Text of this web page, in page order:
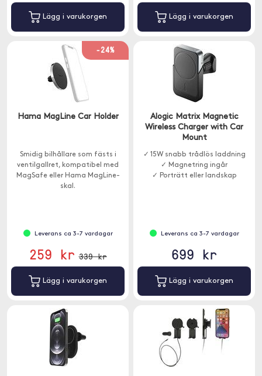
Lägg i varukorgen Lägg i varukorgen
-24%
Hama MagLine Car Holder
Smidig bilhållare som fästs i
ventilgallret, kompatibel med
MagSafe eller Hama MagLine-
skal.
Leverans ca 3-7 vardagar
259 kr 339 kr
Lägg i varukorgen
Alogic Matrix Magnetic
Wireless Charger with Car
Mount
✓ 15W snabb trådlös laddning
✓ Magnetring ingår
✓ Porträtt eller landskap
Leverans ca 3-7 vardagar
699 kr
Lägg i varukorgen